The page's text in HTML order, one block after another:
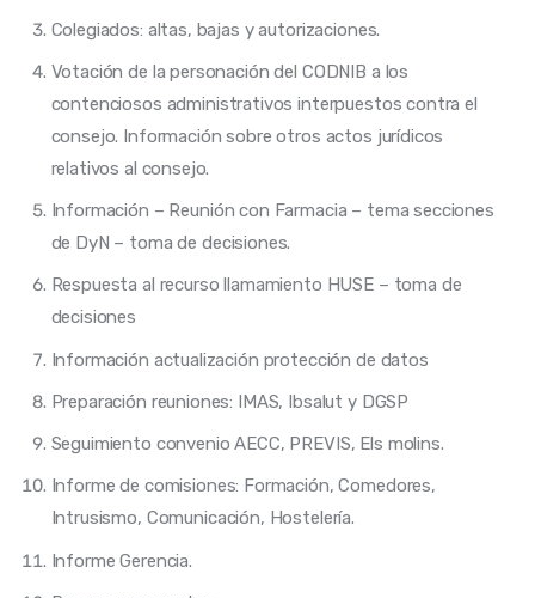
Colegiados: altas, bajas y autorizaciones.
Votación de la personación del CODNIB a los
contenciosos administrativos interpuestos contra el
consejo. Información sobre otros actos jurídicos
relativos al consejo.
Información – Reunión con Farmacia – tema secciones
de DyN – toma de decisiones.
Respuesta al recurso llamamiento HUSE – toma de
decisiones
Información actualización protección de datos
Preparación reuniones: IMAS, Ibsalut y DGSP
Seguimiento convenio AECC, PREVIS, Els molins.
Informe de comisiones: Formación, Comedores,
Intrusismo, Comunicación, Hostelería.
Informe Gerencia.